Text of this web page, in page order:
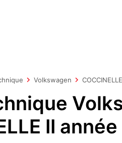
Volkswagen
II